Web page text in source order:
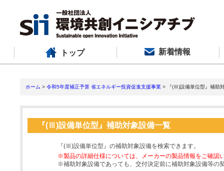
トップ 新着情報
ホーム > 令和5年度補正予算 省エネルギー投資促進支援事業 > 『(Ⅲ)設備単位型』補助
『(Ⅲ)設備単位型』補助対象設備一覧
『(Ⅲ)設備単位型』の補助対象設備を検索できます。
※製品の詳細仕様については、メーカーの製品情報をご確認
※補助対象設備であっても、交付決定前に補助対象設備等の